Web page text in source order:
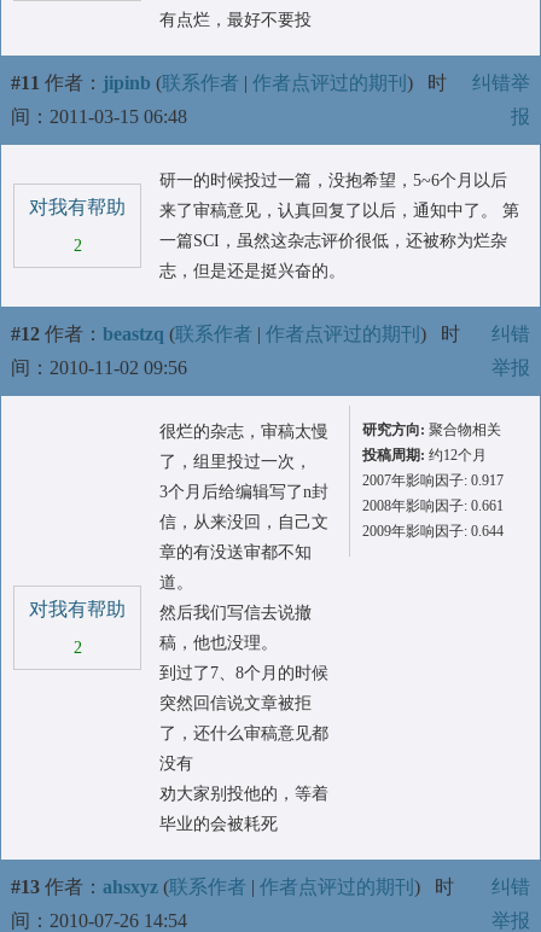
有点烂，最好不要投
#11 作者： jipinb (联系作者 | 作者点评过的期刊 ) 时
间：2011-03-15 06:48
纠错举
报
对我有帮助
2
研一的时候投过一篇，没抱希望，5~6个月以后
来了审稿意见，认真回复了以后，通知中了。 第
一篇SCI，虽然这杂志评价很低，还被称为烂杂
志，但是还是挺兴奋的。
#12 作者： beastzq (联系作者 | 作者点评过的期刊 ) 时
间：2010-11-02 09:56
纠错
举报
对我有帮助
2
很烂的杂志，审稿太慢
了，组里投过一次，
3个月后给编辑写了n封
信，从来没回，自己文
章的有没送审都不知
道。
然后我们写信去说撤
稿，他也没理。
到过了7、8个月的时候
突然回信说文章被拒
了，还什么审稿意见都
没有
劝大家别投他的，等着
毕业的会被耗死
研究方向: 聚合物相关
投稿周期: 约12个月
2007年影响因子: 0.917
2008年影响因子: 0.661
2009年影响因子: 0.644
#13 作者： ahsxyz (联系作者 | 作者点评过的期刊 ) 时
间：2010-07-26 14:54
纠错
举报